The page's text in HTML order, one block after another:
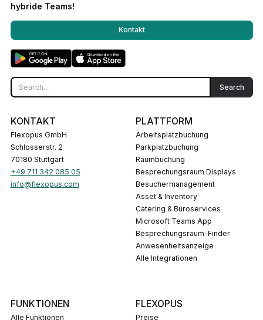
hybride Teams!
Kontakt
KONTAKT
Flexopus GmbH
Schlosserstr. 2
70180 Stuttgart
+49 711 342 085 05
info@flexopus.com
PLATTFORM
Arbeitsplatzbuchung
Parkplatzbuchung
Raumbuchung
Besprechungsraum Displays
Besuchermanagement
Asset & Inventory
Catering & Büroservices
Microsoft Teams App
Besprechungsraum-Finder
Anwesenheitsanzeige
Alle Integrationen
FUNKTIONEN
Alle Funktionen
FLEXOPUS
Preise